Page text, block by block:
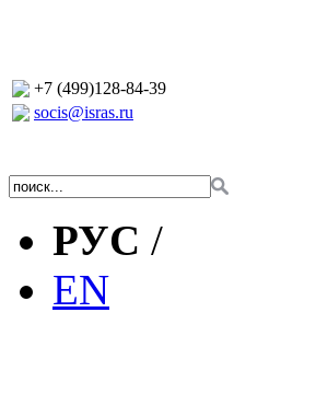
+7 (499)128-84-39
socis@isras.ru
РУС /
EN